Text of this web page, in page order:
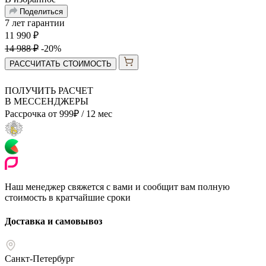
Поделиться
7 лет гарантии
11 990 ₽
14 988₽ -20%
РАССЧИТАТЬ СТОИМОСТЬ
ПОЛУЧИТЬ РАСЧЕТ
В МЕССЕНДЖЕРЫ
Рассрочка от 999₽ / 12 мес
Наш менеджер свяжется с вами и сообщит вам полную
стоимость в кратчайшие сроки
Доставка и самовывоз
Санкт-Петербург